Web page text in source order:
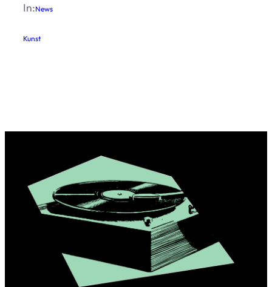
In:News
Kunst